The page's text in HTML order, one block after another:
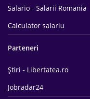
Salario - Salarii Romania
Calculator salariu
Parteneri
Știri - Libertatea.ro
Jobradar24